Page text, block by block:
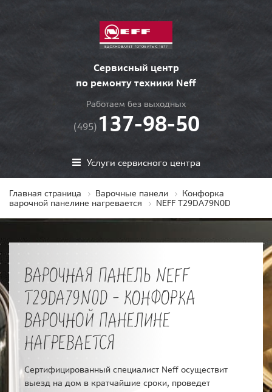
Сервисный центр
по ремонту техники Neff
Работаем без выходных
(495) 137-98-50
Услуги сервисного центра
Главная страница Варочные панели
Конфорка
варочной панелине нагревается
NEFF T29DA79N0D
ВАРОЧНАЯ ПАНЕЛЬ NEFF
T29DA79N0D - КОНФОРКА
ВАРОЧНОЙ ПАНЕЛИНЕ
НАГРЕВАЕТСЯ
Сертифицированный специалист Neff осуществит
выезд на дом в кратчайшие сроки, проведет